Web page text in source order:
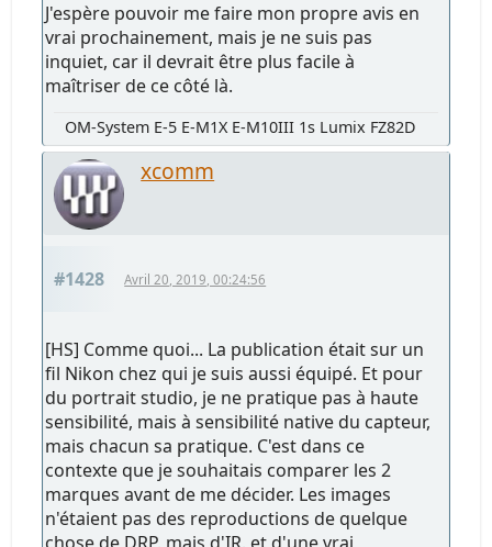
J'espère pouvoir me faire mon propre avis en
vrai prochainement, mais je ne suis pas
inquiet, car il devrait être plus facile à
maîtriser de ce côté là.
OM-System E-5 E-M1X E-M10III 1s Lumix FZ82D
xcomm
#1428 Avril 20, 2019, 00:24:56
[HS] Comme quoi... La publication était sur un
fil Nikon chez qui je suis aussi équipé. Et pour
du portrait studio, je ne pratique pas à haute
sensibilité, mais à sensibilité native du capteur,
mais chacun sa pratique. C'est dans ce
contexte que je souhaitais comparer les 2
marques avant de me décider. Les images
n'étaient pas des reproductions de quelque